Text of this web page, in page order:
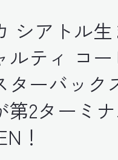
シアトル
ルティ コ
ターバック
第2ターミ
！